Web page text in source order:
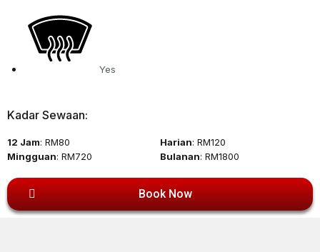
Yes
Kadar Sewaan:
12 Jam: RM80 Harian: RM120
Mingguan: RM720 Bulanan: RM1800
Book Now